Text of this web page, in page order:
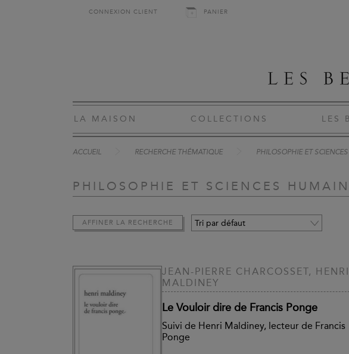
CONNEXION CLIENT PANIER
LA MAISON COLLECTIONS LES
ACCUEIL RECHERCHE THÉMATIQUE PHILOSOPHIE ET
PHILOSOPHIE ET SCIENCES
AFFINER LA RECHERCHE
JEAN-PIERRE CHARCOSSET, HENRI
MALDINEY
Le Vouloir dire de Francis Ponge
Suivi de Henri Maldiney, lecteur de Francis
Ponge